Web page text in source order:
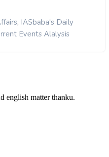
, IASbaba's Daily
Events Alalysis